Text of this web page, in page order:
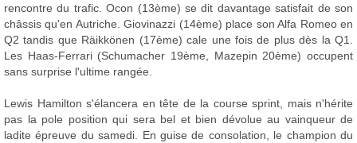
rencontre du trafic. Ocon (13ème) se dit davantage satisfait de son
châssis qu'en Autriche. Giovinazzi (14ème) place son Alfa Romeo en
Q2 tandis que Räikkönen (17ème) cale une fois de plus dès la Q1.
Les Haas-Ferrari (Schumacher 19ème, Mazepin 20ème) occupent
sans surprise l'ultime rangée.
Lewis Hamilton s'élancera en tête de la course sprint, mais n'hérite
pas la pole position qui sera bel et bien dévolue au vainqueur de
ladite épreuve du samedi. En guise de consolation, le champion du